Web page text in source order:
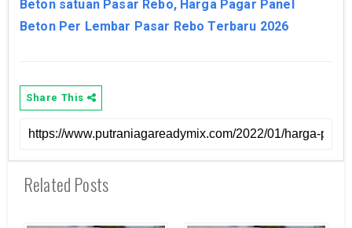
Beton satuan Pasar Rebo, Harga Pagar Panel
Beton Per Lembar Pasar Rebo Terbaru 2026
Share This
Related Posts